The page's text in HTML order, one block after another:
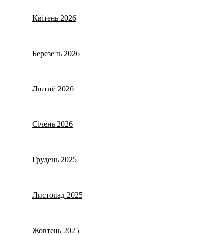
Квітень 2026
Березень 2026
Лютий 2026
Січень 2026
Грудень 2025
Листопад 2025
Жовтень 2025